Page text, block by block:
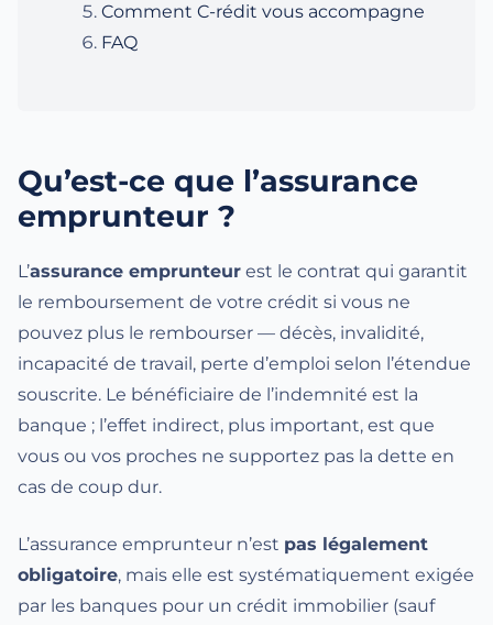
Comment C-rédit vous accompagne
FAQ
Qu’est-ce que l’assurance
emprunteur ?
L’assurance emprunteur est le contrat qui garantit
le remboursement de votre crédit si vous ne
pouvez plus le rembourser — décès, invalidité,
incapacité de travail, perte d’emploi selon l’étendue
souscrite. Le bénéficiaire de l’indemnité est la
banque ; l’effet indirect, plus important, est que
vous ou vos proches ne supportez pas la dette en
cas de coup dur.
L’assurance emprunteur n’est pas légalement
obligatoire, mais elle est systématiquement exigée
par les banques pour un crédit immobilier (sauf